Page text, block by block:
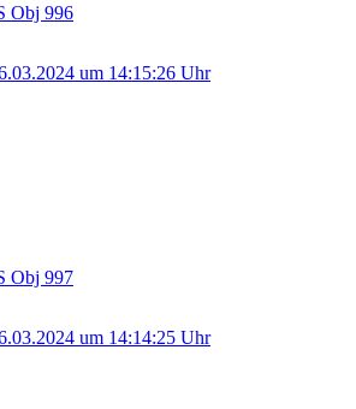
Obj 996
um 14:15:26 Uhr
Obj 997
um 14:14:25 Uhr